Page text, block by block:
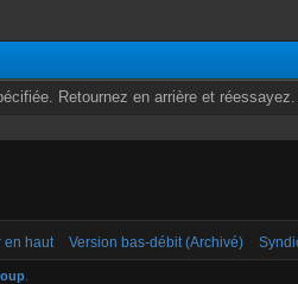
Retournez en arrière et réessayez.
en haut Version bas-débit (Archivé)